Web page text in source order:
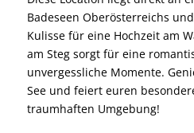
Thalhammers am
Diese Location liegt direkt an
Badeseen Oberösterreichs
Kulisse für eine Hochzeit am
am Steg sorgt für eine